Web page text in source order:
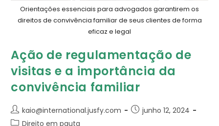
Orientações essenciais para advogados garantirem os
direitos de convivência familiar de seus clientes de forma
eficaz e legal
Ação de regulamentação de
visitas e a importância da
convivência familiar
kaio@international.jusfy.com
junho 12, 2024
Direito em pauta